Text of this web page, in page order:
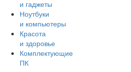
и гаджеты
Ноутбуки
и компьютеры
Красота
и здоровье
Комплектующие
ПК